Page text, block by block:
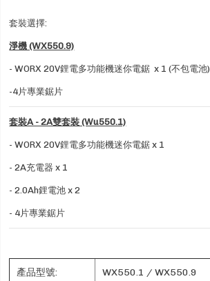
套裝選擇:
淨機 (WX550.9)
- WORX 20V鋰電多功能機迷你電鋸 x 1 (不包電池)
-4片專業鋸片
套裝A - 2A雙套裝 (Wu550.1)
- WORX 20V鋰電多功能機迷你電鋸 x 1
- 2A充電器 x 1
- 2.0Ah鋰電池 x 2
- 4片專業鋸片
產品型號: WX550.1 / WX550.9